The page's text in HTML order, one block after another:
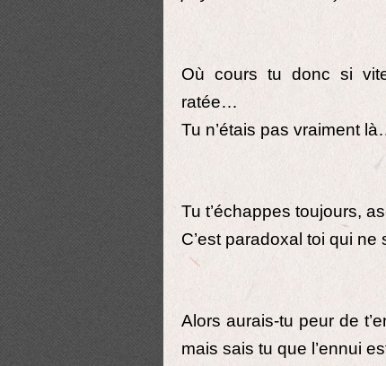
Où cours tu donc si
ratée…
Tu n’étais pas vraiment
Tu t’échappes toujours,
C’est paradoxal toi qui ne
Alors aurais-tu peur de
mais sais tu que l’ennui